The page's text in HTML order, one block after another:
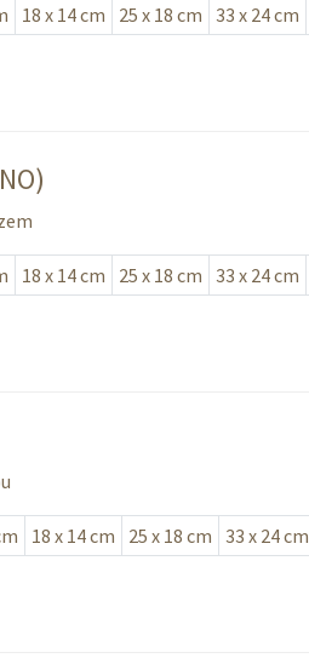
18 x 14 cm 25 x 18 cm 33 x 24 cm
18 x 14 cm 25 x 18 cm 33 x 24 cm
18 x 14 cm 25 x 18 cm 33 x 24 cm